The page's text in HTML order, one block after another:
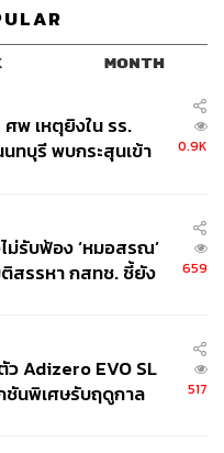
MONTH
พ เหตุยิงใน รร.
ทบุรี พบกระสุนเข้า
0.9K
ม่รับฟ้อง ‘หมอสรณ’
สรรหา กสทช. ชี้ยัง
659
ว Adizero EVO SL
ชันพิเศษรับฤดูกาล
517